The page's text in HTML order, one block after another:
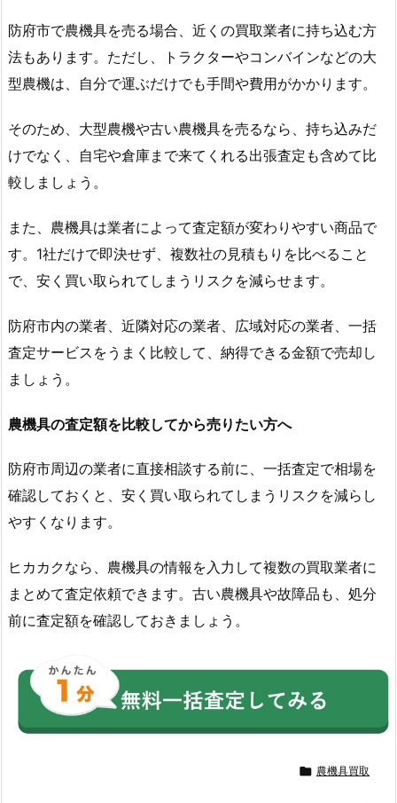
防府市で農機具を売る場合、近くの買取業者に持ち込む方
法もあります。ただし、トラクターやコンバインなどの大
型農機は、自分で運ぶだけでも手間や費用がかかります。
そのため、大型農機や古い農機具を売るなら、持ち込みだ
けでなく、自宅や倉庫まで来てくれる出張査定も含めて比
較しましょう。
また、農機具は業者によって査定額が変わりやすい商品で
す。1社だけで即決せず、複数社の見積もりを比べること
で、安く買い取られてしまうリスクを減らせます。
防府市内の業者、近隣対応の業者、広域対応の業者、一括
査定サービスをうまく比較して、納得できる金額で売却し
ましょう。
農機具の査定額を比較してから売りたい方へ
防府市周辺の業者に直接相談する前に、一括査定で相場を
確認しておくと、安く買い取られてしまうリスクを減らし
やすくなります。
ヒカカクなら、農機具の情報を入力して複数の買取業者に
まとめて査定依頼できます。古い農機具や故障品も、処分
前に査定額を確認しておきましょう。
 農機具買取